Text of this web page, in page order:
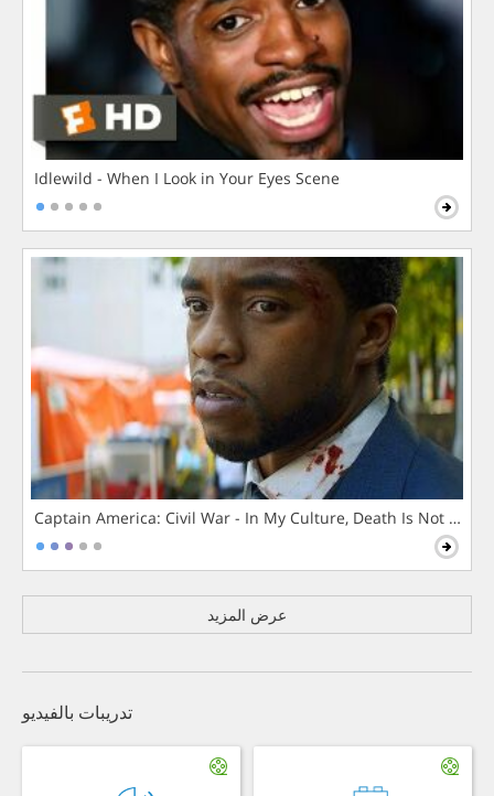
Idlewild - When I Look in Your Eyes Scene
Captain America: Civil War - In My Culture, Death Is Not The
عرض المزيد
تدريبات بالفيديو